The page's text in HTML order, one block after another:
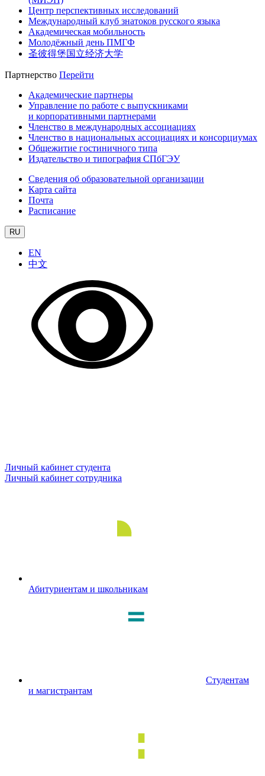
Центр перспективных исследований
Международный клуб знатоков русского языка
Академическая мобильность
Молодёжный день ПМГФ
圣彼得堡国立经济大学
Партнерство Перейти
Академические партнеры
Управление по работе с выпускниками
и корпоративными партнерами
Членство в международных ассоциациях
Членство в национальных ассоциациях и консорциумах
Общежитие гостиничного типа
Издательство и типография СПбГЭУ
Сведения об образовательной организации
Карта сайта
Почта
Расписание
RU
EN
中文
Личный кабинет студента
Личный кабинет сотрудника
Абитуриентам и школьникам
Студентам
и магистрантам